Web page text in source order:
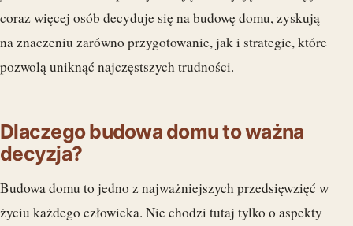
coraz więcej osób decyduje się na budowę domu, zyskują
na znaczeniu zarówno przygotowanie, jak i strategie, które
pozwolą uniknąć najczęstszych trudności.
Dlaczego budowa domu to ważna
decyzja?
Budowa domu to jedno z najważniejszych przedsięwzięć w
życiu każdego człowieka. Nie chodzi tutaj tylko o aspekty